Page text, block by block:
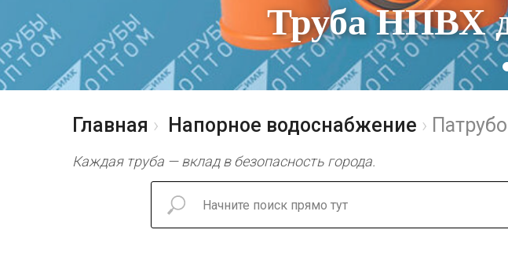
Труба НПВХ
Главная Напорное водоснабжение
Каждая труба — вклад в безопасность города.